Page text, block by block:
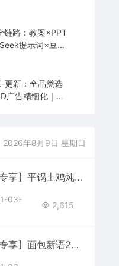
链路：教案×PPT
提示词×豆包
更新：全品类选
广告精细化｜新
2026年8月9日 星期日
【VIP专享】平锅土鸡炖肚片
03-
2,615
【VIP专享】面包新语2套教程